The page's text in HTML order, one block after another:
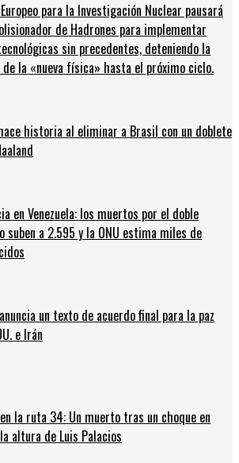
para la Investigación Nuclear pausará
de Hadrones para implementar
sin precedentes, deteniendo la
de la «nueva física» hasta el próximo ciclo.
historia al eliminar a Brasil con un doblete
en Venezuela: los muertos por el doble
suben a 2.595 y la ONU estima miles de
un texto de acuerdo final para la paz
e Irán
la ruta 34: Un muerto tras un choque en
altura de Luis Palacios